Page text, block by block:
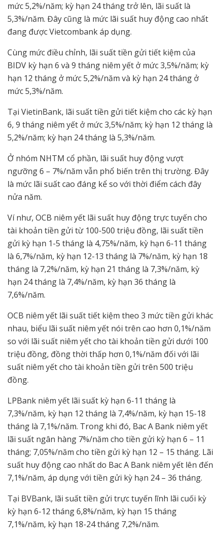
mức 5,2%/năm; kỳ hạn 24 tháng trở lên, lãi suất là
5,3%/năm. Đây cũng là mức lãi suất huy động cao nhất
đang được Vietcombank áp dụng.
Cùng mức điều chỉnh, lãi suất tiền gửi tiết kiệm của
BIDV kỳ hạn 6 và 9 tháng niêm yết ở mức 3,5%/năm; kỳ
hạn 12 tháng ở mức 5,2%/năm và kỳ hạn 24 tháng ở
mức 5,3%/năm.
Tại VietinBank, lãi suất tiền gửi tiết kiệm cho các kỳ hạn
6, 9 tháng niêm yết ở mức 3,5%/năm; kỳ hạn 12 tháng là
5,2%/năm; kỳ hạn 24 tháng là 5,3%/năm.
Ở nhóm NHTM cổ phần, lãi suất huy động vượt
ngưỡng 6 – 7%/năm vẫn phổ biến trên thị trường. Đây
là mức lãi suất cao đáng kể so với thời điểm cách đây
nửa năm.
Ví như, OCB niêm yết lãi suất huy động trực tuyến cho
tài khoản tiền gửi từ 100-500 triệu đồng, lãi suất tiền
gửi kỳ hạn 1-5 tháng là 4,75%/năm, kỳ hạn 6-11 tháng
là 6,7%/năm, kỳ hạn 12-13 tháng là 7%/năm, kỳ hạn 18
tháng là 7,2%/năm, kỳ hạn 21 tháng là 7,3%/năm, kỳ
hạn 24 tháng là 7,4%/năm, kỳ hạn 36 tháng là
7,6%/năm.
OCB niêm yết lãi suất tiết kiệm theo 3 mức tiền gửi khác
nhau, biểu lãi suất niêm yết nói trên cao hơn 0,1%/năm
so với lãi suất niêm yết cho tài khoản tiền gửi dưới 100
triệu đồng, đồng thời thấp hơn 0,1%/năm đối với lãi
suất niêm yết cho tài khoản tiền gửi trên 500 triệu
đồng.
LPBank niêm yết lãi suất kỳ hạn 6-11 tháng là
7,3%/năm, kỳ hạn 12 tháng là 7,4%/năm, kỳ hạn 15-18
tháng là 7,1%/năm. Trong khi đó, Bac A Bank niêm yết
lãi suất ngân hàng 7%/năm cho tiền gửi kỳ hạn 6 – 11
tháng; 7,05%/năm cho tiền gửi kỳ hạn 12 – 15 tháng. Lãi
suất huy động cao nhất do Bac A Bank niêm yết lên đến
7,1%/năm, áp dụng với tiền gửi kỳ hạn 24 – 36 tháng.
Tại BVBank, lãi suất tiền gửi trực tuyến lĩnh lãi cuối kỳ
kỳ hạn 6-12 tháng 6,8%/năm, kỳ hạn 15 tháng
7,1%/năm, kỳ hạn 18-24 tháng 7,2%/năm.